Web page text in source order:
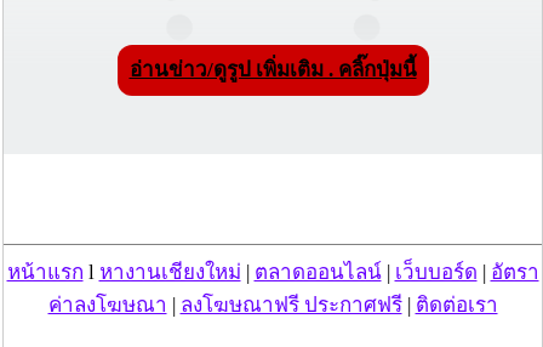
กระทู้/ข่าว อื่นๆ ที่น่าสนใจ ในเว็บไซต์ cmprice.com
อ่านข่าว/ดูรูป เพิ่มเติม . คลิ๊กปุ่มนี้
หน้าแรก l หางานเชียงใหม่ ตลาดออนไลน์| เว็บบอร์ด
อัตรา
ค่าลงโฆษณา
ลงโฆษณาฟรี ประกาศฟรี| ติดต่อเรา